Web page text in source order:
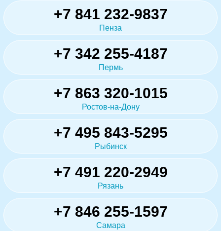
+7 841 232-9837
Пенза
+7 342 255-4187
Пермь
+7 863 320-1015
Ростов-на-Дону
+7 495 843-5295
Рыбинск
+7 491 220-2949
Рязань
+7 846 255-1597
Самара